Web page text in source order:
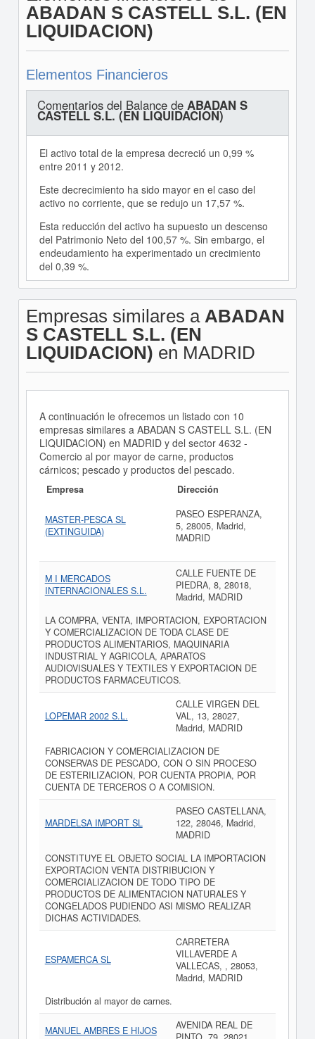
ABADAN S CASTELL S.L. (EN
LIQUIDACION)
Elementos Financieros
Comentarios del Balance de ABADAN S
CASTELL S.L. (EN LIQUIDACION)
El activo total de la empresa decreció un 0,99 %
entre 2011 y 2012.
Este decrecimiento ha sido mayor en el caso del
activo no corriente, que se redujo un 17,57 %.
Esta reducción del activo ha supuesto un descenso
del Patrimonio Neto del 100,57 %. Sin embargo, el
endeudamiento ha experimentado un crecimiento
del 0,39 %.
Empresas similares a ABADAN
S CASTELL S.L. (EN
LIQUIDACION) en MADRID
A continuación le ofrecemos un listado con 10
empresas similares a ABADAN S CASTELL S.L. (EN
LIQUIDACION) en MADRID y del sector 4632 -
Comercio al por mayor de carne, productos
cárnicos; pescado y productos del pescado.
Empresa Dirección
MASTER-PESCA SL
(EXTINGUIDA)
PASEO ESPERANZA,
5, 28005, Madrid,
MADRID
M I MERCADOS
INTERNACIONALES S.L.
CALLE FUENTE DE
PIEDRA, 8, 28018,
Madrid, MADRID
LA COMPRA, VENTA, IMPORTACION, EXPORTACION
Y COMERCIALIZACION DE TODA CLASE DE
PRODUCTOS ALIMENTARIOS, MAQUINARIA
INDUSTRIAL Y AGRICOLA, APARATOS
AUDIOVISUALES Y TEXTILES Y EXPORTACION DE
PRODUCTOS FARMACEUTICOS.
LOPEMAR 2002 S.L.
CALLE VIRGEN DEL
VAL, 13, 28027,
Madrid, MADRID
FABRICACION Y COMERCIALIZACION DE
CONSERVAS DE PESCADO, CON O SIN PROCESO
DE ESTERILIZACION, POR CUENTA PROPIA, POR
CUENTA DE TERCEROS O A COMISION.
MARDELSA IMPORT SL
PASEO CASTELLANA,
122, 28046, Madrid,
MADRID
CONSTITUYE EL OBJETO SOCIAL LA IMPORTACION
EXPORTACION VENTA DISTRIBUCION Y
COMERCIALIZACION DE TODO TIPO DE
PRODUCTOS DE ALIMENTACION NATURALES Y
CONGELADOS PUDIENDO ASI MISMO REALIZAR
DICHAS ACTIVIDADES.
ESPAMERCA SL
CARRETERA
VILLAVERDE A
VALLECAS, , 28053,
Madrid, MADRID
Distribución al mayor de carnes.
MANUEL AMBRES E HIJOS
AVENIDA REAL DE